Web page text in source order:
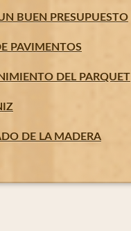
BUEN PRESUPUESTO
PAVIMENTOS
DEL PARQUET
DE LA MADERA